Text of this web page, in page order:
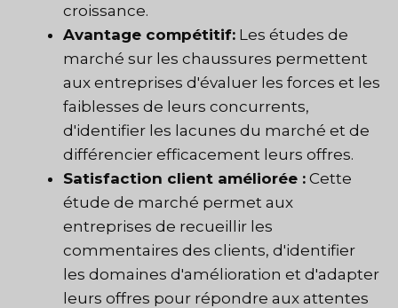
croissance.
Avantage compétitif: Les études de
marché sur les chaussures permettent
aux entreprises d'évaluer les forces et les
faiblesses de leurs concurrents,
d'identifier les lacunes du marché et de
différencier efficacement leurs offres.
Satisfaction client améliorée : Cette
étude de marché permet aux
entreprises de recueillir les
commentaires des clients, d'identifier
les domaines d'amélioration et d'adapter
leurs offres pour répondre aux attentes